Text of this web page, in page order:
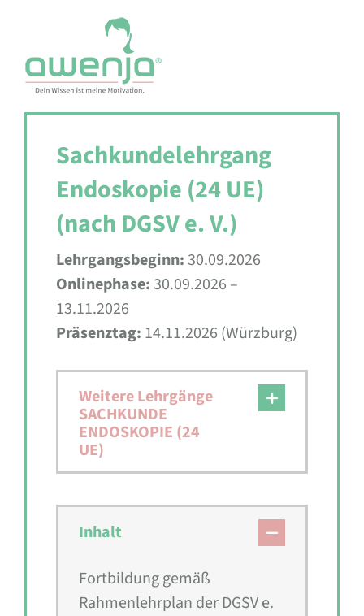
content
Sachkundelehrgang
Endoskopie (24 UE)
(nach DGSV e. V.)
Lehrgangsbeginn:30.09.2026
Onlinephase:30.09.2026 –
13.11.2026
Präsenztag: 14.11.2026 (Würzburg)
Weitere Lehrgänge
SACHKUNDE
ENDOSKOPIE (24
UE)
Inhalt
Fortbildung gemäß
Rahmenlehrplan der DGSV e.